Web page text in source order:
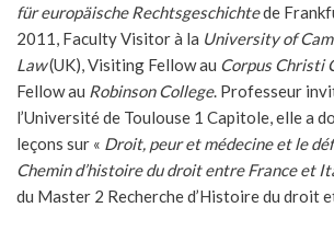
für europäische Rechtsgeschichtede
2011, Faculty Visitor à la University of
Law(UK), Visiting Fellow au Corpus Christi
Fellow au Robinson College. Professeur
l’Université de Toulouse 1 Capitole, elle a
leçons sur « Droit, peur et médecine et le
Chemin d’histoire du droit entre France et
du Master 2 Recherche d’Histoire du droit